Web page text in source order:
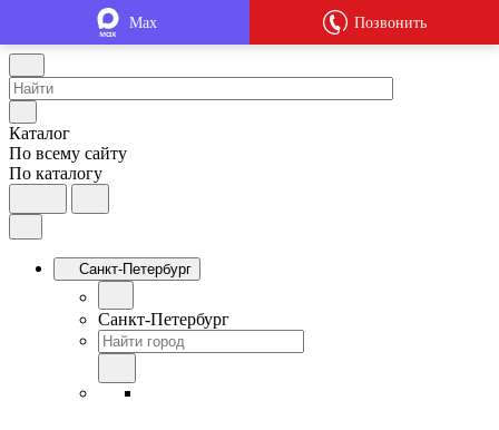
Каталог
По всему сайту
По каталогу
Санкт-Петербург
Санкт-Петербург
Max Позвонить